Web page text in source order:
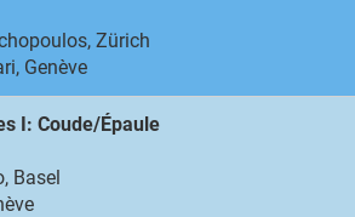
Zürich
Genève
I: Coude/Épaule
Basel